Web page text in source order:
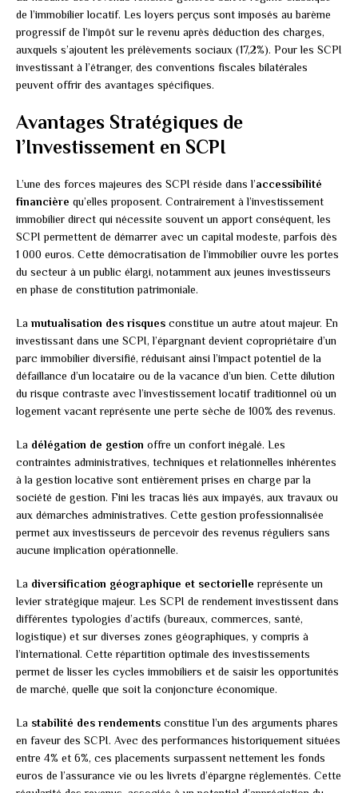
de l’immobilier locatif. Les loyers perçus sont imposés au barème
progressif de l’impôt sur le revenu après déduction des charges,
auxquels s’ajoutent les prélèvements sociaux (17,2%). Pour les SCPI
investissant à l’étranger, des conventions fiscales bilatérales
peuvent offrir des avantages spécifiques.
Avantages Stratégiques de
l’Investissement en SCPI
L’une des forces majeures des SCPI réside dans l’accessibilité
financière qu’elles proposent. Contrairement à l’investissement
immobilier direct qui nécessite souvent un apport conséquent, les
SCPI permettent de démarrer avec un capital modeste, parfois dès
1 000 euros. Cette démocratisation de l’immobilier ouvre les portes
du secteur à un public élargi, notamment aux jeunes investisseurs
en phase de constitution patrimoniale.
La mutualisation des risques constitue un autre atout majeur. En
investissant dans une SCPI, l’épargnant devient copropriétaire d’un
parc immobilier diversifié, réduisant ainsi l’impact potentiel de la
défaillance d’un locataire ou de la vacance d’un bien. Cette dilution
du risque contraste avec l’investissement locatif traditionnel où un
logement vacant représente une perte sèche de 100% des revenus.
La délégation de gestion offre un confort inégalé. Les
contraintes administratives, techniques et relationnelles inhérentes
à la gestion locative sont entièrement prises en charge par la
société de gestion. Fini les tracas liés aux impayés, aux travaux ou
aux démarches administratives. Cette gestion professionnalisée
permet aux investisseurs de percevoir des revenus réguliers sans
aucune implication opérationnelle.
La diversification géographique et sectorielle représente un
levier stratégique majeur. Les SCPI de rendement investissent dans
différentes typologies d’actifs (bureaux, commerces, santé,
logistique) et sur diverses zones géographiques, y compris à
l’international. Cette répartition optimale des investissements
permet de lisser les cycles immobiliers et de saisir les opportunités
de marché, quelle que soit la conjoncture économique.
La stabilité des rendements constitue l’un des arguments phares
en faveur des SCPI. Avec des performances historiquement situées
entre 4% et 6%, ces placements surpassent nettement les fonds
euros de l’assurance vie ou les livrets d’épargne réglementés. Cette